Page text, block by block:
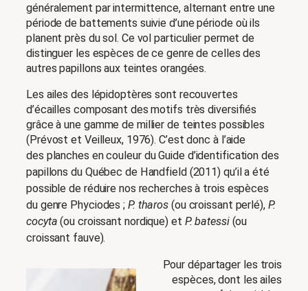
généralement par intermittence, alternant entre une
période de battements suivie d’une période où ils
planent près du sol. Ce vol particulier permet de
distinguer les espèces de ce genre de celles des
autres papillons aux teintes orangées.
Les ailes des lépidoptères sont recouvertes
d’écailles composant des motifs très diversifiés
grâce à une gamme de millier de teintes possibles
(Prévost et Veilleux, 1976). C’est donc à l’aide
des planches en couleur du Guide d’identification des
papillons du Québec de Handfield (2011) qu’il a été
possible de réduire nos recherches à trois espèces
du genre Phyciodes ; P. tharos (ou croissant perlé), P.
cocyta (ou croissant nordique) et P. batessi(ou
croissant fauve).
Pour départager les trois
espèces, dont les ailes